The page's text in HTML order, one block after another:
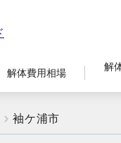
解体費用相場
解
袖ケ浦市